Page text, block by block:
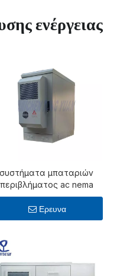
ενέργειας
συστήματα μπαταριών
περιβλήματος ac nema
Ερευνα